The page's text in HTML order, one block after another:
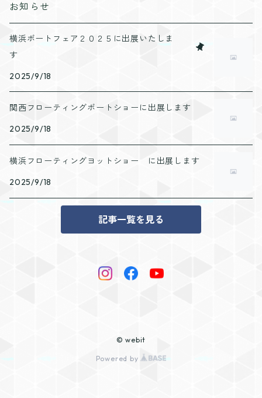
お知らせ
横浜ボートフェア２０２５に出展いたしま
す
2025/9/18
関西フローティングボートショーに出展します
2025/9/18
横浜フローティングヨットショー に出展します
2025/9/18
記事一覧を見る
© webit
Powered by